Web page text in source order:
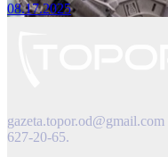
08.17.2025
gazeta.topor.od@gmail.com
627-20-65.